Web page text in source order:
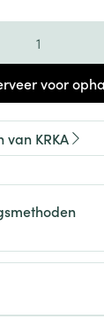
voor
KRKA